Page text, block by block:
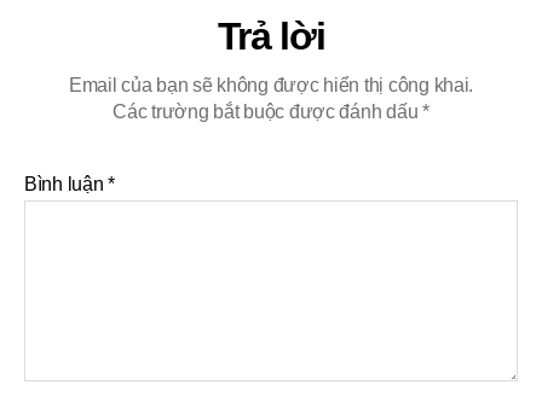
Trả lời
Email của bạn sẽ không được hiển thị công khai.
Các trường bắt buộc được đánh dấu*
Bình luận*